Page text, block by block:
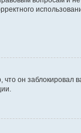
он заблокировал